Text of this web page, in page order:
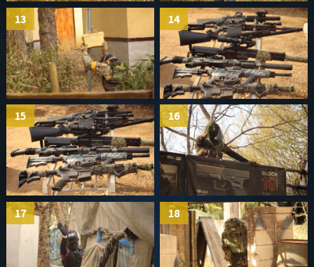
13 14
15 16
17 18